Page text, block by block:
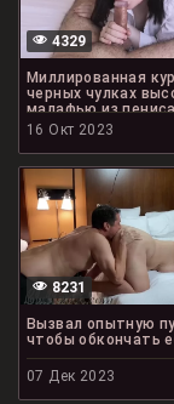
4329
Миллированная
черных чулках
малафью из
друга
16 Окт 2023
8231
Вызвал опытную
чтобы обкончать
07 Дек 2023